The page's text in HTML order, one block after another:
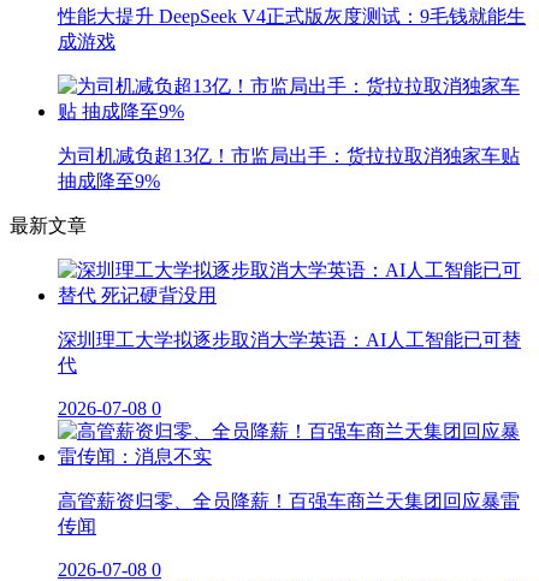
性能大提升 DeepSeek V4正式版灰度测试：9毛钱就能生
成游戏
为司机减负超13亿！市监局出手：货拉拉取消独家车贴
抽成降至9%
最新文章
深圳理工大学拟逐步取消大学英语：AI人工智能已可替
代
2026-07-08 0
高管薪资归零、全员降薪！百强车商兰天集团回应暴雷
传闻
2026-07-08 0